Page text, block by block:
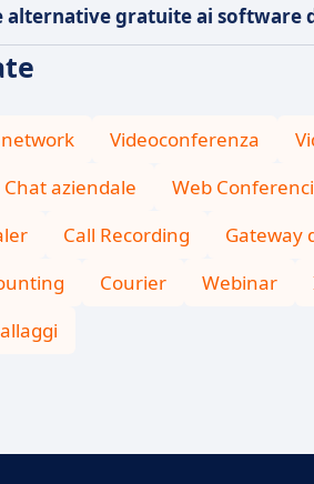
alternative gratuite ai software
Videoconferenza
Chat aziendale Web
Call Recording Gateway
Courier Webinar